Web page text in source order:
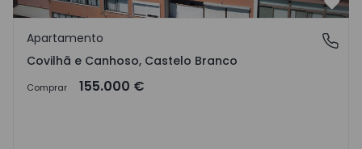
Covilhã e Canhoso, Castelo Branco
Apartamento
Covilhã e Canhoso, Castelo Branco
Comprar 155.000 €